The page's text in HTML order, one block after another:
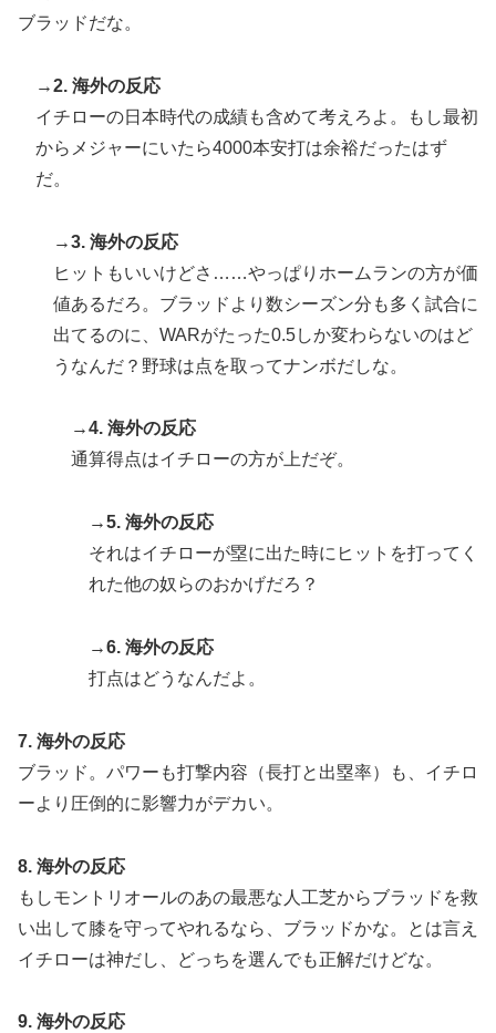
ブラッドだな。
→2. 海外の反応
イチローの日本時代の成績も含めて考えろよ。もし最初
からメジャーにいたら4000本安打は余裕だったはず
だ。
→3. 海外の反応
ヒットもいいけどさ……やっぱりホームランの方が価
値あるだろ。ブラッドより数シーズン分も多く試合に
出てるのに、WARがたった0.5しか変わらないのはど
うなんだ？野球は点を取ってナンボだしな。
→4. 海外の反応
通算得点はイチローの方が上だぞ。
→5. 海外の反応
それはイチローが塁に出た時にヒットを打ってく
れた他の奴らのおかげだろ？
→6. 海外の反応
打点はどうなんだよ。
7. 海外の反応
ブラッド。パワーも打撃内容（長打と出塁率）も、イチロ
ーより圧倒的に影響力がデカい。
8. 海外の反応
もしモントリオールのあの最悪な人工芝からブラッドを救
い出して膝を守ってやれるなら、ブラッドかな。とは言え
イチローは神だし、どっちを選んでも正解だけどな。
9. 海外の反応